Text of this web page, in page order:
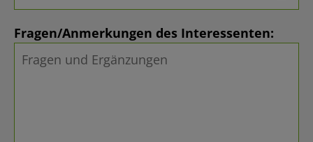
Fragen/Anmerkungen des Interessenten: